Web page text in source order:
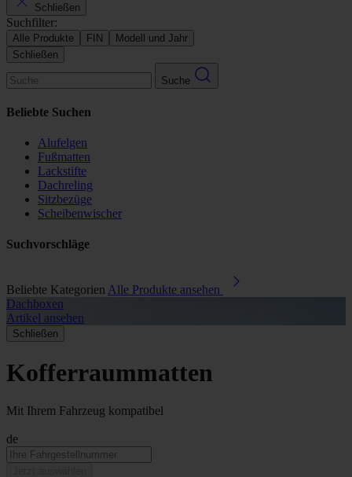
Schließen
Suchfilter:
Alle Produkte FIN
Modell und Jahr
Schließen
Suche
Beliebte Suchen
Alufelgen
Fußmatten
Lackstifte
Dachreling
Sitzbezüge
Scheibenwischer
Suchvorschläge
Beliebte Kategorien Alle Produkte ansehen
Dachboxen
Artikel ansehen
Schließen
Kofferraummatten
Mit Ihrem Fahrzeug kompatibel
de